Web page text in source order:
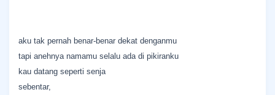
aku tak pernah benar-benar dekat denganmu
tapi anehnya namamu selalu ada di pikiranku
kau datang seperti senja
sebentar,